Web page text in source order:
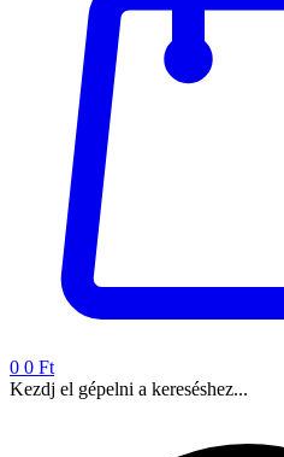
0 0 Ft
Kezdj el gépelni a kereséshez...